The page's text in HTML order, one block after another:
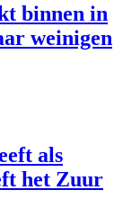
binnen in
weinigen
als
het Zuur